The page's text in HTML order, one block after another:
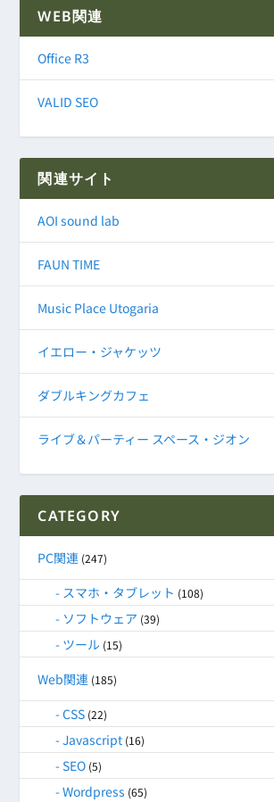
WEB関連
Office R3
VALID SEO
関連サイト
AOI sound lab
FAUN TIME
Music Place Utogaria
イエロー・ジャケッツ
ダブルキングカフェ
ライブ＆パーティー スペース・ジオン
CATEGORY
PC関連 (247)
スマホ・タブレット (108)
ソフトウェア (39)
ツール (15)
Web関連 (185)
CSS (22)
Javascript (16)
SEO (5)
Wordpress (65)